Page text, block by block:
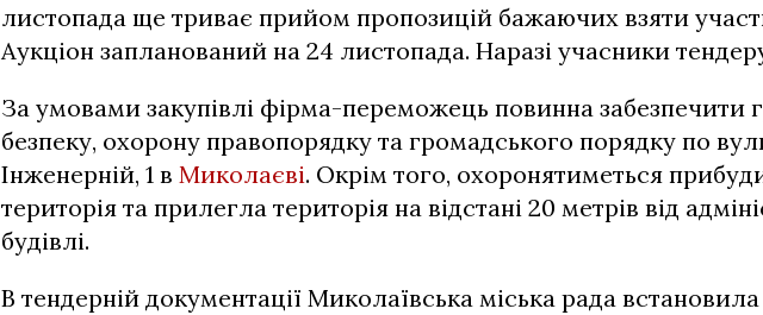
листопада ще триває прийом пропозицій бажаючих взяти
Аукціон запланований на 24 листопада. Наразі учасники
За умовами закупівлі фірма-переможець повинна забезпечити
безпеку, охорону правопорядку та громадського порядку по
Інженерній, 1 в Миколаєві. Окрім того, охоронятиметься
територія та прилегла територія на відстані 20 метрів від
будівлі.
В тендерній документації Миколаївська міська рада